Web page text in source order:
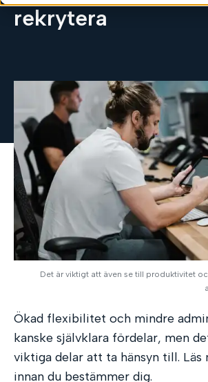
rekrytera
Det är viktigt att även se till produktivitet
Ökad flexibilitet och mindre
kanske självklara fördelar, men
viktiga delar att ta hänsyn till. Läs
innan du bestämmer dig.